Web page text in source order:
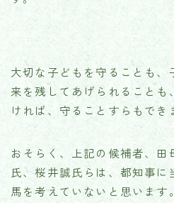
大切な子どもを守ることも
来を残してあげられることも
ければ、守ることすらもでき
おそらく、上記の候補者、田
氏、桜井誠氏らは、都知事
馬を考えていないと思います。